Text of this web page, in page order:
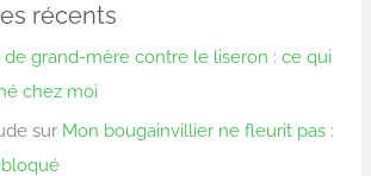
récents
de grand-mère contre le liseron : ce qui
chez moi
sur Mon bougainvillier ne fleurit pas :